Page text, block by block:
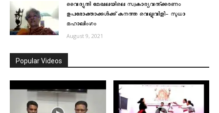
വൈദ്യുതി മേഖലയിലെ സ്വകാര്യവത്ക്കരണം
ഉപഭോക്താക്കൾക്ക് കനത്ത വെല്ലുവിളി- സുധാ
മഹാലിംഗം
August 9, 2021
Popular Videos